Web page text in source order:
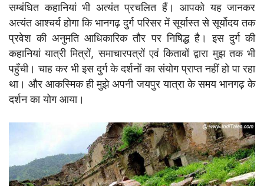
सम्बंधित कहानियां भी अत्यंत प्रचलित हैं। आपको यह जानकर
अत्यंत आश्चर्य होगा कि भानगढ़ दुर्ग परिसर में सूर्यास्त से सूर्योदय तक
प्रवेश की अनुमति आधिकारिक तौर पर निषिद्ध है। इस दुर्ग की
कहानियां यात्री मित्रों, समाचारपत्रों एवं किताबों द्वारा मुझ तक भी
पहुँची। चाह कर भी इस दुर्ग के दर्शनों का संयोग प्राप्त नहीं हो पा रहा
था। और आकस्मिक ही मुझे अपनी जयपुर यात्रा के समय भानगढ़ के
दर्शन का योग आया।